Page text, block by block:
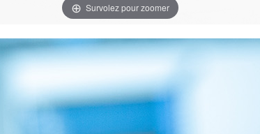
Survolez pour zoomer